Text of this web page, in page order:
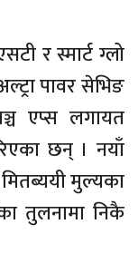
र स्मार्ट ग्लो
पावर सेभिङ
एप्स लगायत
छन् । नयाँ
मुल्यका
तुलनामा निकै